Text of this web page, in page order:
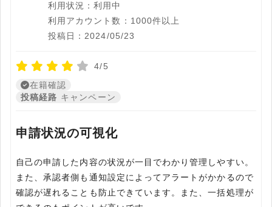
利用状況：利用中
利用アカウント数：1000件以上
投稿日：2024/05/23
4/5
在籍確認
投稿経路 キャンペーン
申請状況の可視化
自己の申請した内容の状況が一目でわかり管理しやすい。
また、承認者側も通知設定によってアラートがかかるので
確認が遅れることも防止できています。また、一括処理が